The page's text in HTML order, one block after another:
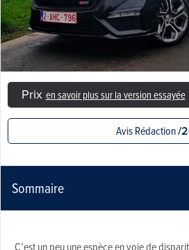
Prix en savoir plus sur la version essayée
Avis Rédaction/
Sommaire
C’est un peu une espèce en voie de